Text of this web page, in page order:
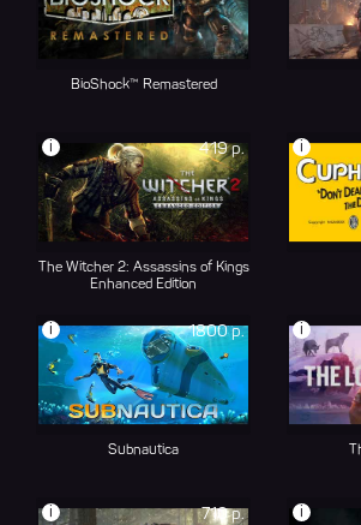
BioShock™ Remastered
419 р.
i
The Witcher 2: Assassins of Kings
Enhanced Edition
i
1800 р.
i
Subnautica
i
710 р.
i i